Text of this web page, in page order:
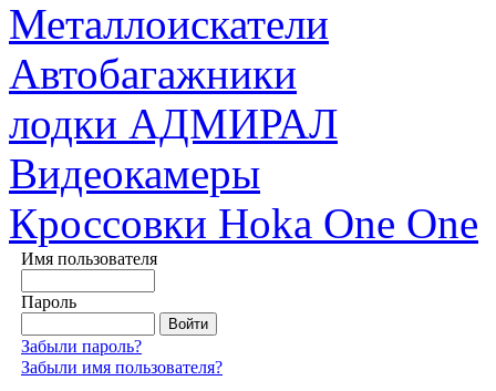
Металлоискатели
Автобагажники
лодки АДМИРАЛ
Видеокамеры
Кроссовки Hoka One One
Имя пользователя
Пароль
Забыли пароль?
Забыли имя пользователя?